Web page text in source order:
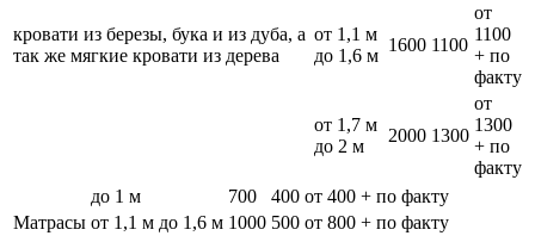
кровати из березы, бука и из дуба, а
так же мягкие кровати из дерева
от 1,1 м
до 1,6 м
1600 1100
от
1100
+ по
факту
от 1,7 м
до 2 м
2000 1300
от
1300
+ по
факту
Матрасы
до 1 м 700 400 от 400 + по факту
от 1,1 м до 1,6 м 1000 500 от 800 + по факту